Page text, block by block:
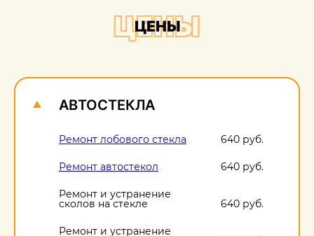
ЦЕНЫ
ЦЕНЫ
АВТОСТЕКЛА
Ремонт лобового стекла 640 руб.
Ремонт автостекол 640 руб.
Ремонт и устранение
сколов на стекле 640 руб.
Ремонт и устранение